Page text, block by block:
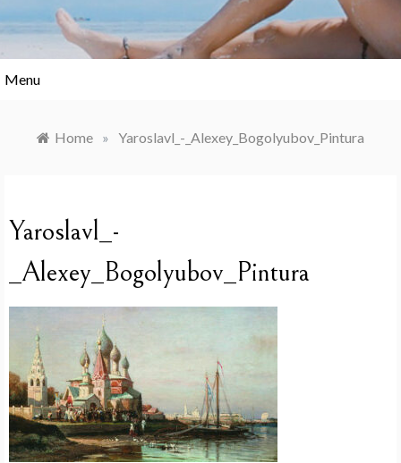
Menu
Home » Yaroslavl_-_Alexey_Bogolyubov_Pintura
Yaroslavl_-
_Alexey_Bogolyubov_Pintura